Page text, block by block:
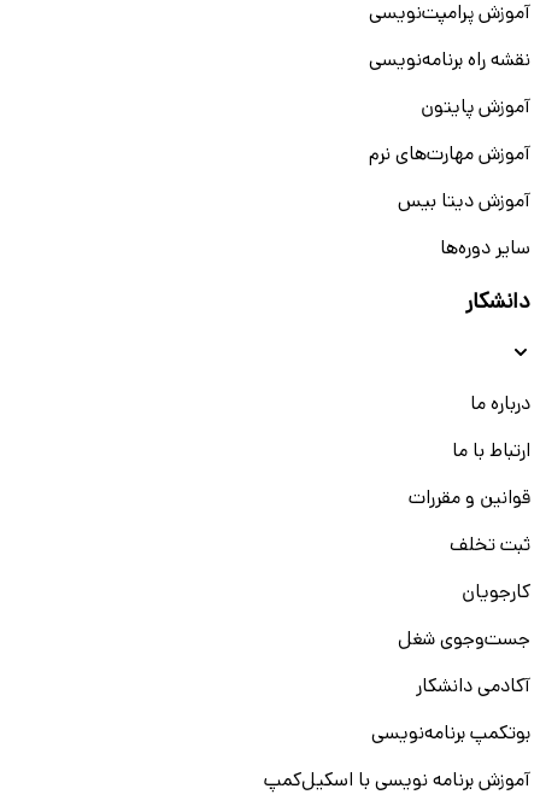
آموزش پرامپت‌نویسی
نقشه راه برنامه‌نویسی
آموزش پایتون
آموزش مهارت‌های نرم
آموزش دیتا بیس
سایر دوره‌ها
دانشکار
درباره ما
ارتباط با ما
قوانین و مقررات
ثبت تخلف
کارجویان
جست‌و‌جوی شغل
آکادمی دانشکار
بوتکمپ برنامه‌نویسی
آموزش برنامه نویسی با اسکیل‌کمپ